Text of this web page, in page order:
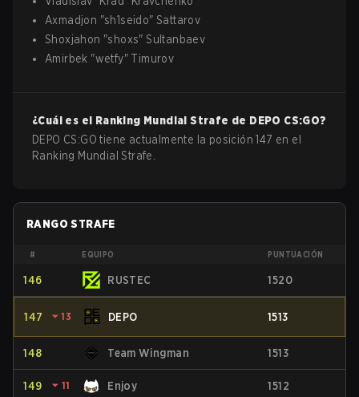
Axmadjon "sh1seido"Sattarov
Shoxjahon "shoxs"Sultanbaev
Amirbek "wetfy" Timurov
¿Cuál es el Ranking Mundial Strafe de DEPO CS:GO?
DEPO CS:GO tiene actualmente la posición 147 en el
Ranking Mundial Strafe.
RANGO STRAFE
# EQUIPO PUNTUACIÓN
146 RUSTEC 1520
147 ⏷ 13 DEPO 1513
148 Team Wingman 1513
149 ⏷ 11 Enjoy 1512